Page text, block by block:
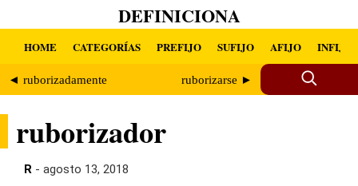
DEFINICIONA
HOME CATEGORÍAS PREFIJO SUFIJO AFIJO INFIJO
◄ ruborizadamente ruborizarse ►
ruborizador
R - agosto 13, 2018